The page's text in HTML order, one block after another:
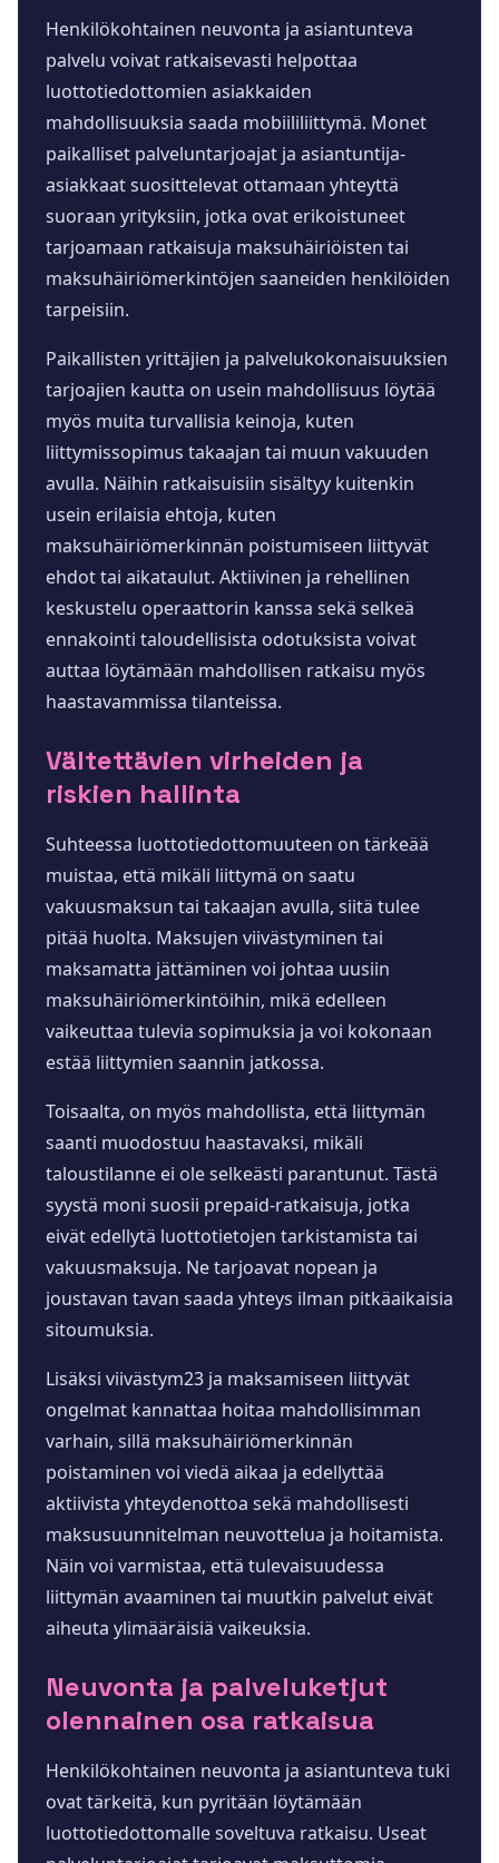
Henkilökohtainen neuvonta ja asiantunteva
palvelu voivat ratkaisevasti helpottaa
luottotiedottomien asiakkaiden
mahdollisuuksia saada mobiililiittymä. Monet
paikalliset palveluntarjoajat ja asiantuntija-
asiakkaat suosittelevat ottamaan yhteyttä
suoraan yrityksiin, jotka ovat erikoistuneet
tarjoamaan ratkaisuja maksuhäiriöisten tai
maksuhäiriömerkintöjen saaneiden henkilöiden
tarpeisiin.
Paikallisten yrittäjien ja palvelukokonaisuuksien
tarjoajien kautta on usein mahdollisuus löytää
myös muita turvallisia keinoja, kuten
liittymissopimus takaajan tai muun vakuuden
avulla. Näihin ratkaisuisiin sisältyy kuitenkin
usein erilaisia ehtoja, kuten
maksuhäiriömerkinnän poistumiseen liittyvät
ehdot tai aikataulut. Aktiivinen ja rehellinen
keskustelu operaattorin kanssa sekä selkeä
ennakointi taloudellisista odotuksista voivat
auttaa löytämään mahdollisen ratkaisu myös
haastavammissa tilanteissa.
Vältettävien virheiden ja
riskien hallinta
Suhteessa luottotiedottomuuteen on tärkeää
muistaa, että mikäli liittymä on saatu
vakuusmaksun tai takaajan avulla, siitä tulee
pitää huolta. Maksujen viivästyminen tai
maksamatta jättäminen voi johtaa uusiin
maksuhäiriömerkintöihin, mikä edelleen
vaikeuttaa tulevia sopimuksia ja voi kokonaan
estää liittymien saannin jatkossa.
Toisaalta, on myös mahdollista, että liittymän
saanti muodostuu haastavaksi, mikäli
taloustilanne ei ole selkeästi parantunut. Tästä
syystä moni suosii prepaid-ratkaisuja, jotka
eivät edellytä luottotietojen tarkistamista tai
vakuusmaksuja. Ne tarjoavat nopean ja
joustavan tavan saada yhteys ilman pitkäaikaisia
sitoumuksia.
Lisäksi viivästym23 ja maksamiseen liittyvät
ongelmat kannattaa hoitaa mahdollisimman
varhain, sillä maksuhäiriömerkinnän
poistaminen voi viedä aikaa ja edellyttää
aktiivista yhteydenottoa sekä mahdollisesti
maksusuunnitelman neuvottelua ja hoitamista.
Näin voi varmistaa, että tulevaisuudessa
liittymän avaaminen tai muutkin palvelut eivät
aiheuta ylimääräisiä vaikeuksia.
Neuvonta ja palveluketjut
olennainen osa ratkaisua
Henkilökohtainen neuvonta ja asiantunteva tuki
ovat tärkeitä, kun pyritään löytämään
luottotiedottomalle soveltuva ratkaisu. Useat